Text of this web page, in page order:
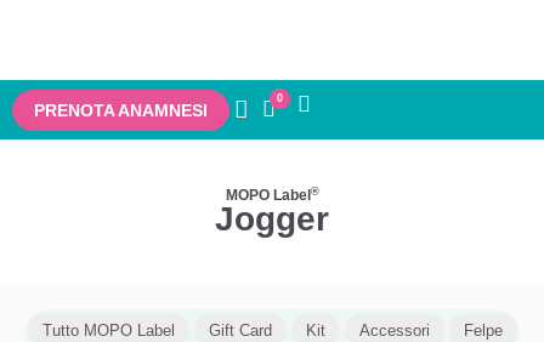
PRENOTA ANAMNESI
0
MOPO Label ®
Jogger
Tutto MOPO Label Gift Card Kit Accessori Felpe